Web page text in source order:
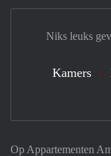
Op Appartementen
Niks leuks
Kamers